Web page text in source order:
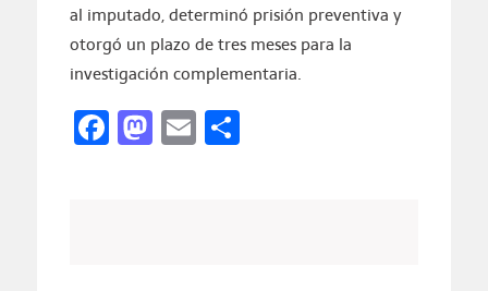
al imputado, determinó prisión preventiva y
otorgó un plazo de tres meses para la
investigación complementaria.
Facebook
Mastodon
EmailCompartir